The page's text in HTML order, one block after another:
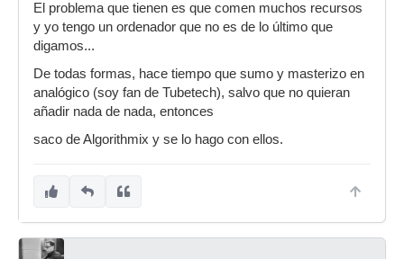
El problema que tienen es que comen muchos recursos
y yo tengo un ordenador que no es de lo último que
digamos...
De todas formas, hace tiempo que sumo y masterizo en
analógico (soy fan de Tubetech), salvo que no quieran
añadir nada de nada, entonces
saco de Algorithmix y se lo hago con ellos.